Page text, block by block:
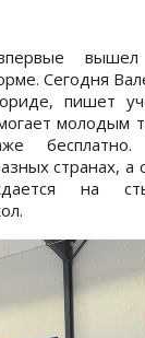
Сегодня
пишет
молодым
странах, а
на